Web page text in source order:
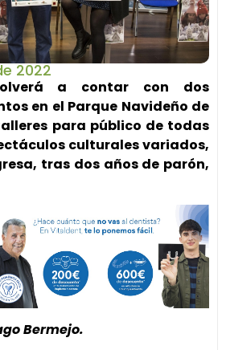
2022
a contar con dos
en el Parque Navideño de
para público de todas
culturales variados,
tras dos años de parón,
Bermejo.